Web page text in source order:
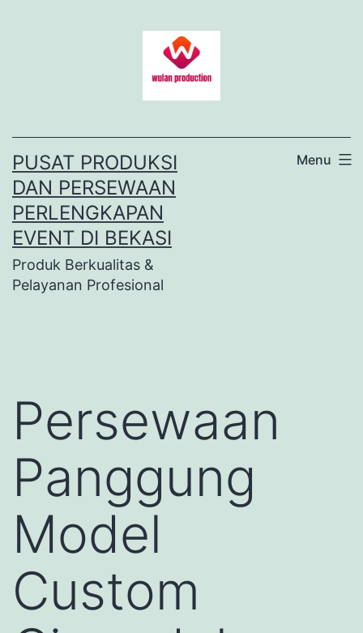
PUSAT PRODUKSI
DAN PERSEWAAN
PERLENGKAPAN
EVENT DI BEKASI
Produk Berkualitas &
Pelayanan Profesional
Menu
Persewaan
Panggung
Model
Custom